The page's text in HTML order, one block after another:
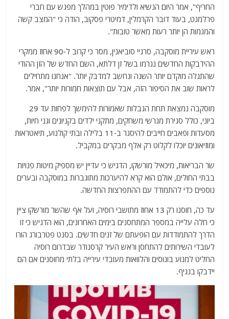
החריף", אמר היום הנשיא ולדימיר פוטין במהלך מפגש עם חברי
פרלמנט, בעוד דובר הקרמלין, דמיטרי פסקוב, הודה כי "המצב קשה
והמגמות הן יותר רעות מאשר טובות".
ראש עיריית מוסקבה, סרגיי סוביאנין, מסר כי קרוב ל-90 אחוז ממקרי
ההידבקות החדשים נגרמו בשל זן דלתא, השם החדש של הזן ההודי
שהתגלה מוקדם יותר השנה ונחשב למדבק יותר. "אנחנו מתחילים
לראות שוב את הסיפור הזה, אבל עם תוצאות חמורות יותר", אמר.
מוסקבה נמצאת תחת הגבלות שאמורות להימשך לפחות עד 29
ביוני, כולל סגירת מגרשי משחקים, מתקני ילדים בקניונים וגני חיות,
מסעדות ופאבים חייבים להיסגר ב-11 בלילה ובתי קולנוע, תיאטראות
ומוזיאונים יוכלו לקלוט רק אלף מבקרים במקביל.
שר הבריאות, מיכאיל מורשקו, הדגיש כי עדיין יש מספיק מיטות פנויות
בבתי החולים, אולם הוא קרא להיערכות מתוגברות במוסקבה ובערים
נוספים כדי להתמודד עם ההתפרצות החדשה.
עד כה, חוסנו רק 13 אחוז מתושבי רוסיה, ועל אף שהשר מורשקו ציין
כי חלה עלייה במספר המתחסנים בימים האחרונים, הוא הדגיש כי זו
הדרך להתמודדות עם הופעתם של זנים חדשים. בסנט פטרבורג הורו
לעובדי השירותים להתחסן וראש העיר קרסנודר שבדרום רוסיה
החליט למנוע בונוסים והלוואות מעובדי עירייה בלתי מחוסנים אם הם
יידבקו בנגיף.